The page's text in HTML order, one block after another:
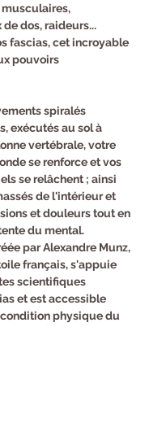
musculaires,
dos, raideurs...
fascias, cet incroyable
pouvoirs
spiralés
exécutés au sol à
vertébrale, votre
se renforce et vos
se relâchent ; ainsi
de l'intérieur et
et douleurs tout en
du mental.
par Alexandre Munz,
français, s'appuie
scientifiques
et est accessible
physique du